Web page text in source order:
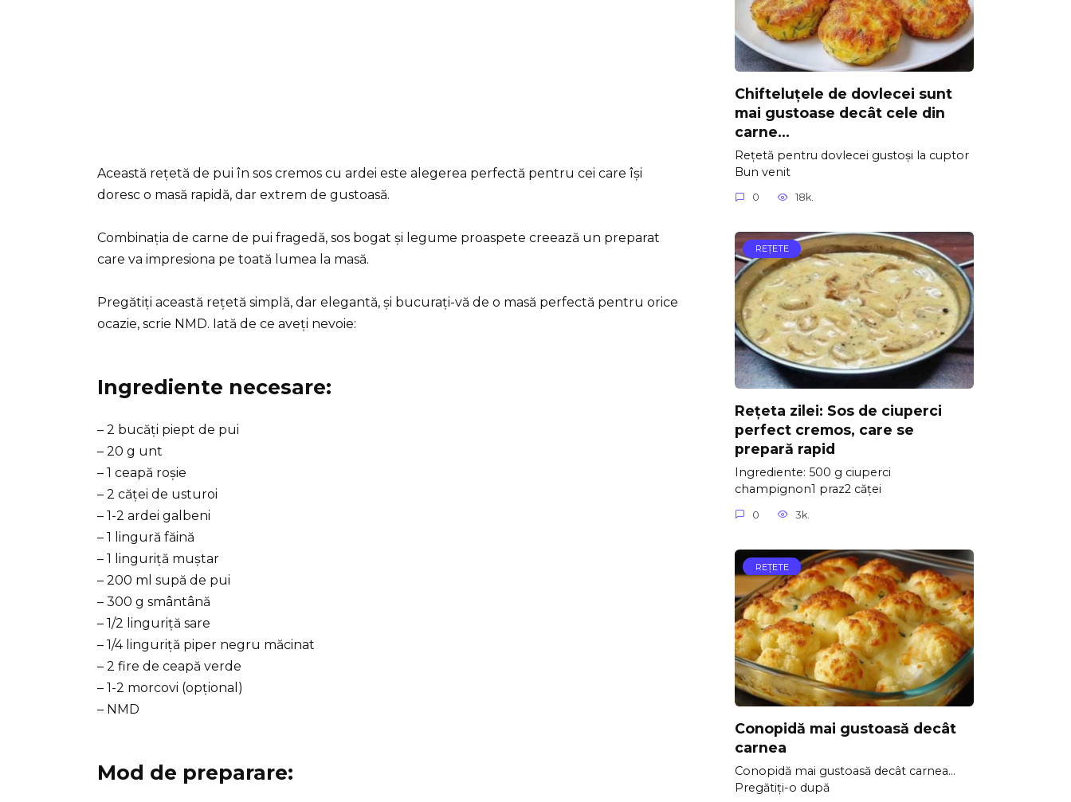
Această rețetă de pui în sos cremos cu ardei este alegerea perfectă pentru cei care își
doresc o masă rapidă, dar extrem de gustoasă.
Combinația de carne de pui fragedă, sos bogat și legume proaspete creează un preparat
care va impresiona pe toată lumea la masă.
Pregătiți această rețetă simplă, dar elegantă, și bucurați-vă de o masă perfectă pentru orice
ocazie, scrie NMD. Iată de ce aveți nevoie:
Ingrediente necesare:
– 2 bucăți piept de pui
– 20 g unt
– 1 ceapă roșie
– 2 căței de usturoi
– 1-2 ardei galbeni
– 1 lingură făină
– 1 linguriță muștar
– 200 ml supă de pui
– 300 g smântână
– 1/2 linguriță sare
– 1/4 linguriță piper negru măcinat
– 2 fire de ceapă verde
– 1-2 morcovi (opțional)
– NMD
Mod de preparare:
Chifteluțele de dovlecei sunt
mai gustoase decât cele din
carne…
Rețetă pentru dovlecei gustoși la cuptor
Bun venit
0 18k.
REŢETE
Rețeta zilei: Sos de ciuperci
perfect cremos, care se
prepară rapid
Ingrediente: 500 g ciuperci
champignon1 praz2 căței
0 3k.
REŢETE
Conopidă mai gustoasă decât
carnea
Conopidă mai gustoasă decât carnea…
Pregătiți-o după